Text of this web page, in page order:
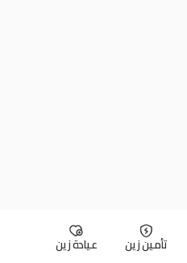
تأمين زين عيادة زين